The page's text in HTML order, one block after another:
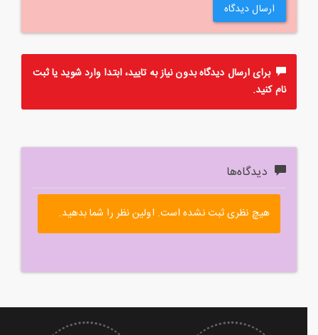
ارسال دیدگاه
برای ارسال دیدگاه بدون نیاز به تایید، ابتداواردشوید یاثبت
نامکنید.
دیدگاه‌ها
هیچ نظری ثبت نشده است. اولین نظر را شما بدهید.